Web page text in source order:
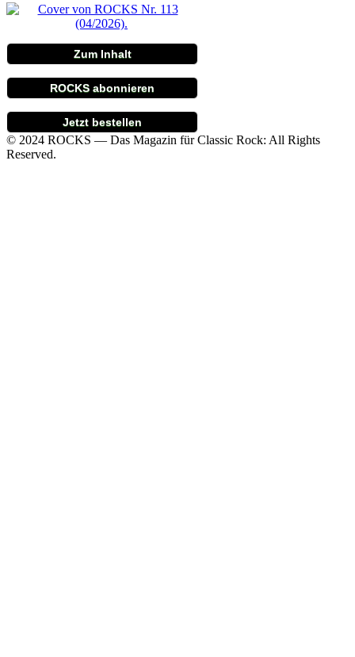
Zum Inhalt
ROCKS abonnieren
Jetzt bestellen
© 2024 ROCKS — Das Magazin für Classic Rock: All Rights
Reserved.